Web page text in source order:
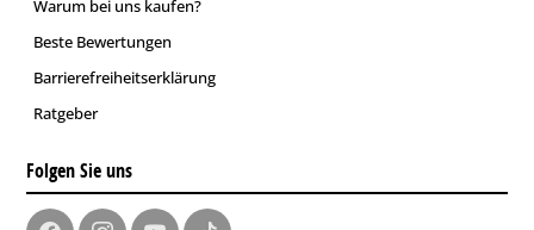
Warum bei uns kaufen?
Beste Bewertungen
Barrierefreiheitserklärung
Ratgeber
Folgen Sie uns